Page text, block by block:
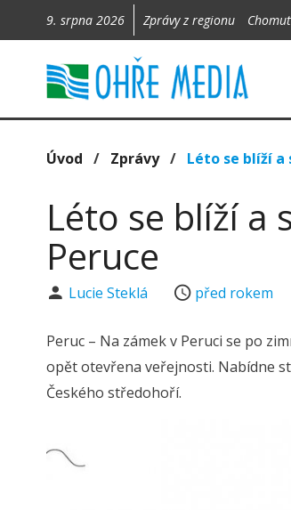
9. srpna 2026 Zprávy z regionu
Úvod / Zprávy/ Léto se blíží a
Léto se blíží a
Peruce
Lucie Steklá před rokem
Peruc – Na zámek v Peruci se po
opět otevřena veřejnosti. Nabídne
Českého středohoří.